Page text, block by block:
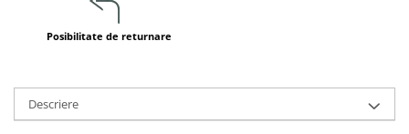
Jucarii de echilibru
Mingi terapeutice
Motricitate grosiera
Posibilitate de returnare
Descriere